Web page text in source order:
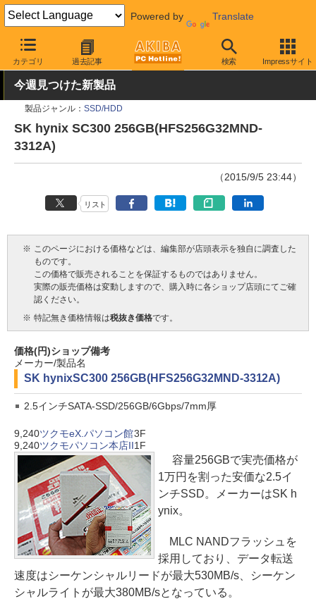
Powered by Translate
カテゴリ 過去記事 検索 Impressサイト
AKIBA PC Hotline! PCパーツ SSD SK hynix
今週見つけた新製品
製品ジャンル： SSD/HDD
SK hynix SC300 256GB(HFS256G32MND-
3312A)
（2015/9/5 23:44）
リスト
※ このページにおける価格などは、編集部が店頭表示を独自に調査した
ものです。
この価格で販売されることを保証するものではありません。
実際の販売価格は変動しますので、購入時に各ショップ店頭にてご確
認ください。
※ 特記無き価格情報は税抜き価格です。
価格(円)ショップ備考
メーカー/製品名
SK hynixSC300 256GB(HFS256G32MND-3312A)
2.5インチSATA-SSD/256GB/6Gbps/7mm厚
9,240ツクモeX.パソコン館3F
9,240ツクモパソコン本店II1F
容量256GBで実売価格が
1万円を割った安価な2.5イ
ンチSSD。メーカーはSK h
ynix。
MLC NANDフラッシュを
採用しており、データ転送
速度はシーケンシャルリードが最大530MB/s、シーケン
シャルライトが最大380MB/sとなっている。